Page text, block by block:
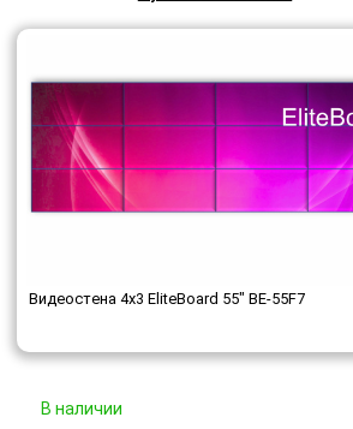
Видеостена 4x3 EliteBoard 55" BE-55F7
В наличии